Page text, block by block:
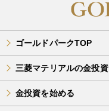
ゴールドパークTOP
三菱マテリアルの金投資
金投資を始める